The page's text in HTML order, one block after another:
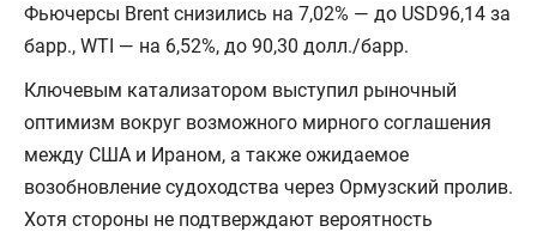
Фьючерсы Brent снизились на 7,02% — до USD96,14 за
барр., WTI — на 6,52%, до 90,30 долл./барр.
Ключевым катализатором выступил рыночный
оптимизм вокруг возможного мирного соглашения
между США и Ираном, а также ожидаемое
возобновление судоходства через Ормузский пролив.
Хотя стороны не подтверждают вероятность